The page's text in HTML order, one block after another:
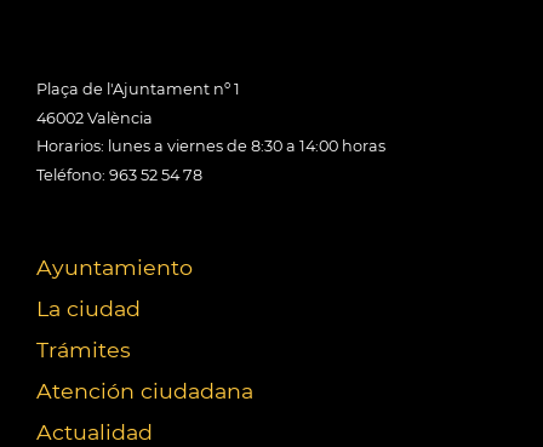
Plaça de l'Ajuntament nº 1
46002 València
Horarios: lunes a viernes de 8:30 a 14:00 horas
Teléfono: 963 52 54 78
Ayuntamiento
La ciudad
Trámites
Atención ciudadana
Actualidad